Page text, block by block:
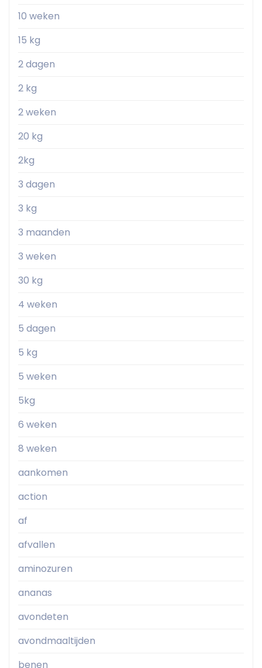
10 weken
15 kg
2 dagen
2 kg
2 weken
20 kg
2kg
3 dagen
3 kg
3 maanden
3 weken
30 kg
4 weken
5 dagen
5 kg
5 weken
5kg
6 weken
8 weken
aankomen
action
af
afvallen
aminozuren
ananas
avondeten
avondmaaltijden
benen